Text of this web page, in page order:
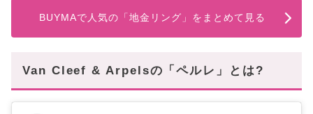
BUYMAで人気の「地金リング」をまとめて見る
Van Cleef & Arpelsの「ペルレ」とは?